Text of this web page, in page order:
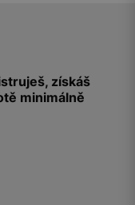
získáš
minimálně